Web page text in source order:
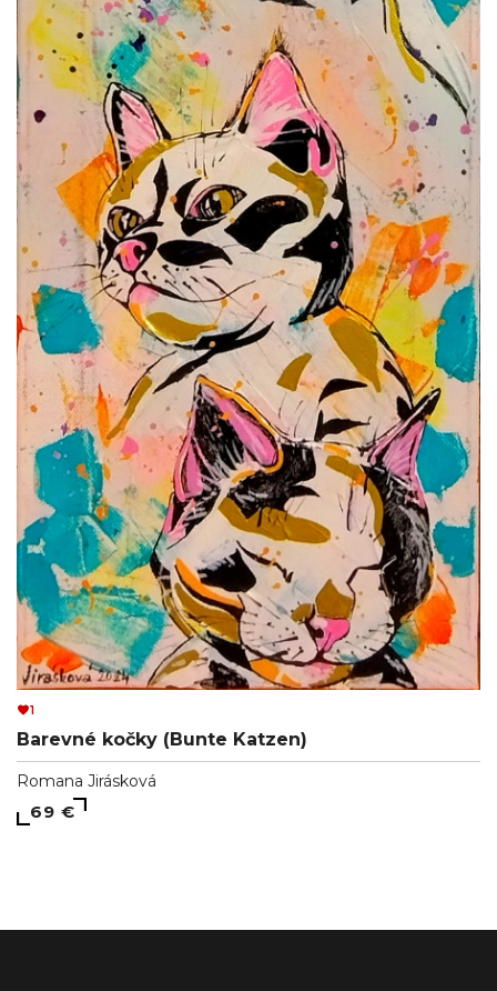
1
Barevné kočky (Bunte Katzen)
Romana Jirásková
69 €